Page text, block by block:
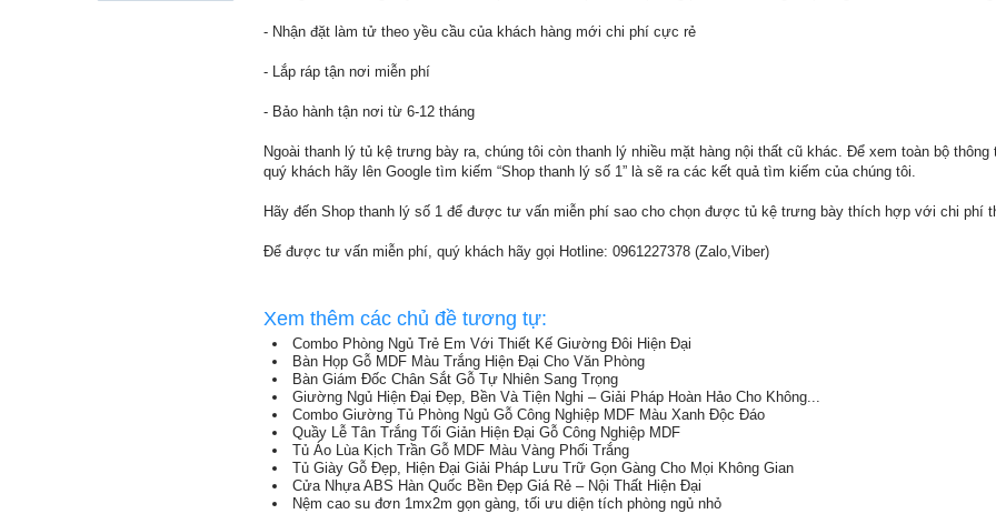
- Nhận đặt làm tử theo yều cầu của khách hàng mới chi phí cực rẻ
- Lắp ráp tận nơi miễn phí
- Bảo hành tận nơi từ 6-12 tháng
Ngoài thanh lý tủ kệ trưng bày ra, chúng tôi còn thanh lý nhiều mặt hàng nội thất cũ khác. Để xem toàn bộ thông
quý khách hãy lên Google tìm kiếm “Shop thanh lý số 1” là sẽ ra các kết quả tìm kiếm của chúng tôi.
Hãy đến Shop thanh lý số 1 để được tư vấn miễn phí sao cho chọn được tủ kệ trưng bày thích hợp với chi phí
Để được tư vấn miễn phí, quý khách hãy gọi Hotline: 0961227378 (Zalo,Viber)
Xem thêm các chủ đề tương tự:
Combo Phòng Ngủ Trẻ Em Với Thiết Kế Giường Đôi Hiện Đại
Bàn Họp Gỗ MDF Màu Trắng Hiện Đại Cho Văn Phòng
Bàn Giám Đốc Chân Sắt Gỗ Tự Nhiên Sang Trọng
Giường Ngủ Hiện Đại Đẹp, Bền Và Tiện Nghi – Giải Pháp Hoàn Hảo Cho Không...
Combo Giường Tủ Phòng Ngủ Gỗ Công Nghiệp MDF Màu Xanh Độc Đáo
Quầy Lễ Tân Trắng Tối Giản Hiện Đại Gỗ Công Nghiệp MDF
Tủ Áo Lùa Kịch Trần Gỗ MDF Màu Vàng Phối Trắng
Tủ Giày Gỗ Đẹp, Hiện Đại Giải Pháp Lưu Trữ Gọn Gàng Cho Mọi Không Gian
Cửa Nhựa ABS Hàn Quốc Bền Đẹp Giá Rẻ – Nội Thất Hiện Đại
Nệm cao su đơn 1mx2m gọn gàng, tối ưu diện tích phòng ngủ nhỏ